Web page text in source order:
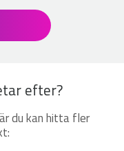
efter?
du kan hitta fler